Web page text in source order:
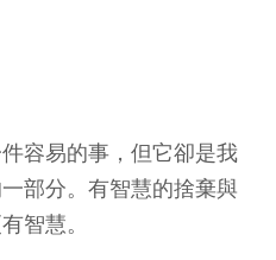
容易的事，但它卻是我
部分。有智慧的捨棄與
智慧。